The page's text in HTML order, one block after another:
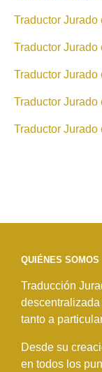
Traductor Jurado
Traductor Jurado
Traductor Jurado
Traductor Jurado
Traductor Jurado
QUIÉNES SOMOS
Traducción
tanto a
Desde su
en todos los